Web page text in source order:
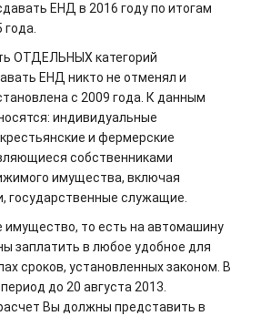
ЕНД в 2016 году по итогам
года.
ОТДЕЛЬНЫХ категорий
ЕНД никто не отменял и
с 2009 года. К данным
индивидуальные
и фермерские
собственниками
имущества, включая
государственные служащие.
имущество, то есть на автомашину
заплатить в любое удобное для
сроков, установленных законом. В
до 20 августа 2013.
Вы должны представить в